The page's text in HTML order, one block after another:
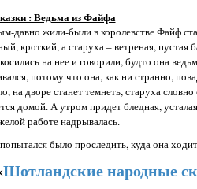
: Ведьма из Файфа
давно жили-были в королевстве Файф
кроткий, а старуха – ветреная, пустая
на нее и говорили, будто она
потому что она, как ни странно,
на дворе станет темнеть, старуха
домой. А утром придет бледная,
работе надрывалась.
было проследить, куда она
Шотландские народные